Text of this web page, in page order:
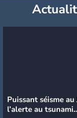
Puissant séisme au
l’alerte au tsunami